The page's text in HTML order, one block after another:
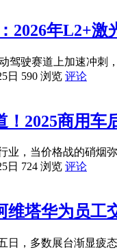
2026年L2+
驾驶赛道上加速冲
日 590 浏览 评论
！2025商用
业，当价格战的硝烟
日 724 浏览 评论
维塔华为员
日，多数展台渐显